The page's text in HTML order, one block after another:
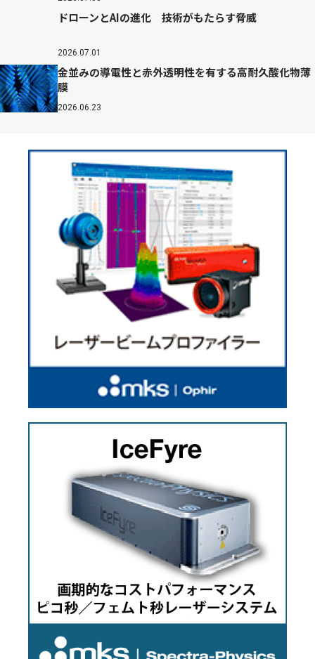
ドローンとAIの進化 技術がもたらす脅威
2026.07.01
金並みの導電性と赤外透明性を有する高耐久酸化物薄
膜
2026.06.23